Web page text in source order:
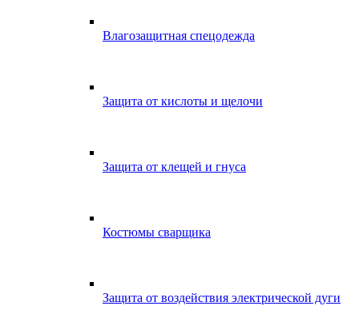
Влагозащитная спецодежда
Защита от кислоты и щелочи
Защита от клещей и гнуса
Костюмы сварщика
Защита от воздействия электрической дуги